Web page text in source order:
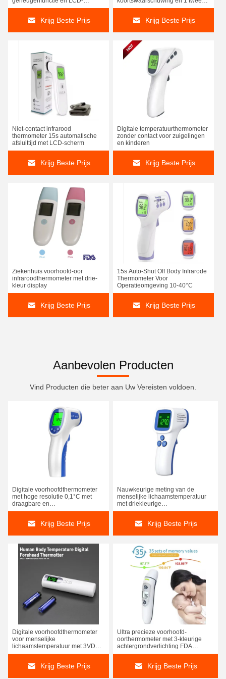
achterlicht
Krijg Beste Prijs
aflezing
Krijg Beste Prijs
Niet-contact infrarood
thermometer 15s automatische
afsluittijd met LCD-scherm
Krijg Beste Prijs
Digitale temperatuurthermometer
zonder contact voor zuigelingen
en kinderen
Krijg Beste Prijs
Ziekenhuis voorhoofd-oor
infraroodthermometer met drie-
kleur display
Krijg Beste Prijs
15s Auto-Shut Off Body Infrarode
Thermometer Voor
Operatieomgeving 10-40°C
Krijg Beste Prijs
Aanbevolen Producten
Vind Producten die beter aan Uw Vereisten voldoen.
Digitale voorhoofdthermometer
met hoge resolutie 0,1°C met
draagbare en
koortswaarschuwing
Krijg Beste Prijs
Nauwkeurige meting van de
menselijke lichaamstemperatuur
met driekleurige
achtergrondverlichting voorhoofd
Krijg Beste Prijs
Digitale voorhoofdthermometer
voor menselijke
lichaamstemperatuur met 3VDC 2
AAA alkalische batterij en
Krijg Beste Prijs
Ultra precieze voorhoofd-
oorthermometer met 3-kleurige
achtergrondverlichting FDA
goedgekeurd
Krijg Beste Prijs